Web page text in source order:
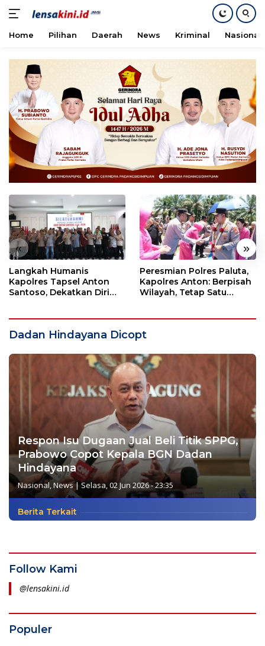
konten
Home Pilihan Daerah News Kriminal Nasional
« »
Langkah Humanis
Kapolres Tapsel Anton
Santoso, Dekatkan Diri
Peresmian Polres Paluta,
Kapolres Anton: Berpisah
Wilayah, Tetap Satu
Dadan Hindayana Dicopt
Respon Isu Dugaan Jual Beli Titik SPPG,
Prabowo Copot Kepala BGN Dadan
Hindayana
Nasional,News|Selasa, 02 Jun 2026 - 23:35
Berita Terkait
Follow Kami
@lensakini.id
Populer